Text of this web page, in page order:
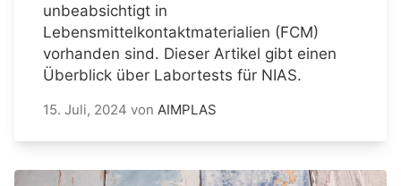
unbeabsichtigt in
Lebensmittelkontaktmaterialien (FCM)
vorhanden sind. Dieser Artikel gibt einen
Überblick über Labortests für NIAS.
15. Juli, 2024 von AIMPLAS